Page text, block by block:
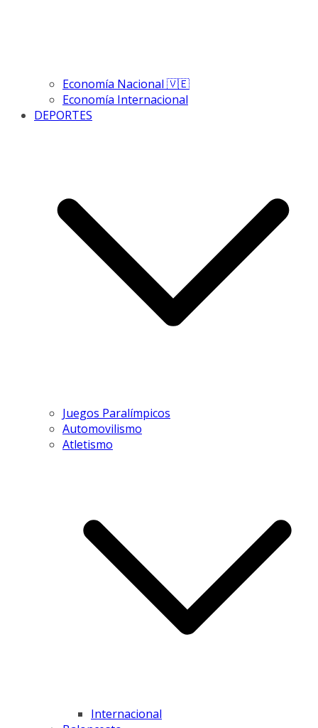
Economía Nacional 🇻🇪
Economía Internacional
DEPORTES
Juegos Paralímpicos
Automovilismo
Atletismo
Internacional